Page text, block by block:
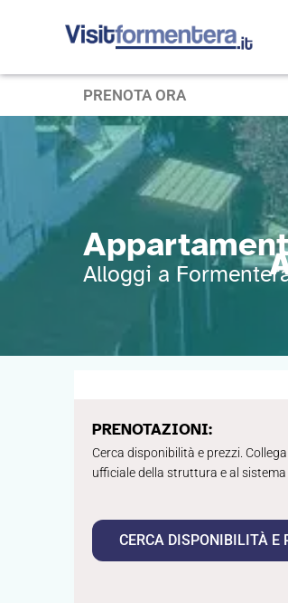
PRENOTA ORA
Alloggi a
PRENOTAZIONI:
Cerca disponibilità e prezzi.
ufficiale della struttura e al sistema
CERCA DISPONIBILITÀ E